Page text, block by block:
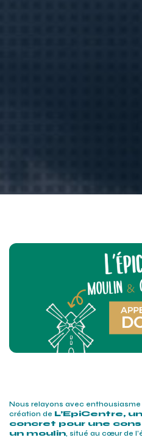
Nous relayons avec enthousiasme
création de L’EpiCentre,
concret pour une
un moulin, situé au cœur de